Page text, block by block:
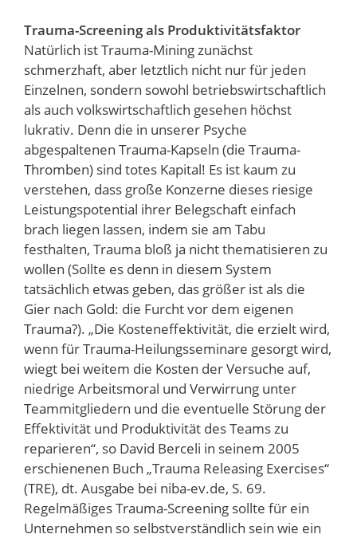
Trauma-Screening als Produktivitätsfaktor
Natürlich ist Trauma-Mining zunächst
schmerzhaft, aber letztlich nicht nur für jeden
Einzelnen, sondern sowohl betriebswirtschaftlich
als auch volkswirtschaftlich gesehen höchst
lukrativ. Denn die in unserer Psyche
abgespaltenen Trauma-Kapseln (die Trauma-
Thromben) sind totes Kapital! Es ist kaum zu
verstehen, dass große Konzerne dieses riesige
Leistungspotential ihrer Belegschaft einfach
brach liegen lassen, indem sie am Tabu
festhalten, Trauma bloß ja nicht thematisieren zu
wollen (Sollte es denn in diesem System
tatsächlich etwas geben, das größer ist als die
Gier nach Gold: die Furcht vor dem eigenen
Trauma?). „Die Kosteneffektivität, die erzielt wird,
wenn für Trauma-Heilungsseminare gesorgt wird,
wiegt bei weitem die Kosten der Versuche auf,
niedrige Arbeitsmoral und Verwirrung unter
Teammitgliedern und die eventuelle Störung der
Effektivität und Produktivität des Teams zu
reparieren“, so David Berceli in seinem 2005
erschienenen Buch „Trauma Releasing Exercises“
(TRE), dt. Ausgabe bei niba-ev.de, S. 69.
Regelmäßiges Trauma-Screening sollte für ein
Unternehmen so selbstverständlich sein wie ein